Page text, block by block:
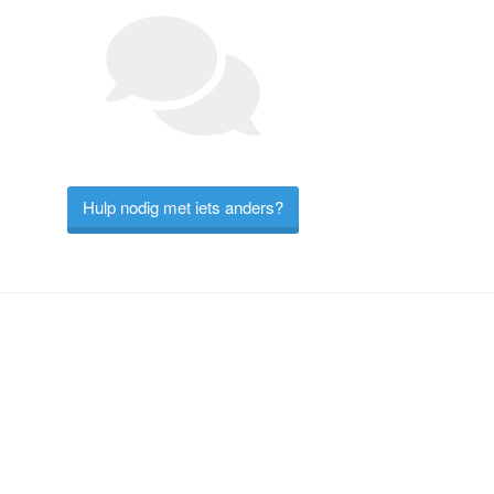
Hulp nodig met iets anders?